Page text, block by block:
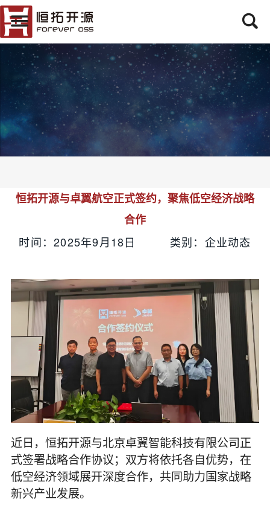
恒拓开源与卓翼航空正式签约，聚焦低空经济战略
合作
时间：2025年9月18日 类别：企业动态
近日，恒拓开源与北京卓翼智能科技有限公司正
式签署战略合作协议；双方将依托各自优势，在
低空经济领域展开深度合作，共同助力国家战略
新兴产业发展。